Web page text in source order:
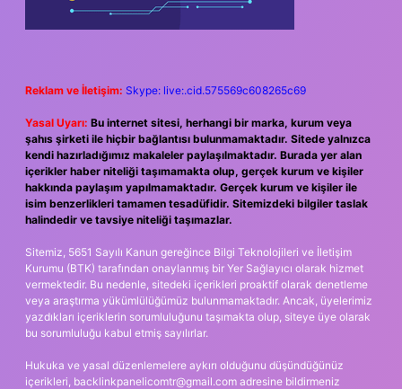
Reklam ve İletişim: Skype: live:.cid.575569c608265c69
Yasal Uyarı: Bu internet sitesi, herhangi bir marka, kurum veya
şahıs şirketi ile hiçbir bağlantısı bulunmamaktadır. Sitede yalnızca
kendi hazırladığımız makaleler paylaşılmaktadır. Burada yer alan
içerikler haber niteliği taşımamakta olup, gerçek kurum ve kişiler
hakkında paylaşım yapılmamaktadır. Gerçek kurum ve kişiler ile
isim benzerlikleri tamamen tesadüfidir. Sitemizdeki bilgiler taslak
halindedir ve tavsiye niteliği taşımazlar.
Sitemiz, 5651 Sayılı Kanun gereğince Bilgi Teknolojileri ve İletişim
Kurumu (BTK) tarafından onaylanmış bir Yer Sağlayıcı olarak hizmet
vermektedir. Bu nedenle, sitedeki içerikleri proaktif olarak denetleme
veya araştırma yükümlülüğümüz bulunmamaktadır. Ancak, üyelerimiz
yazdıkları içeriklerin sorumluluğunu taşımakta olup, siteye üye olarak
bu sorumluluğu kabul etmiş sayılırlar.
Hukuka ve yasal düzenlemelere aykırı olduğunu düşündüğünüz
içerikleri, backlinkpanelicomtr@gmail.com adresine bildirmeniz